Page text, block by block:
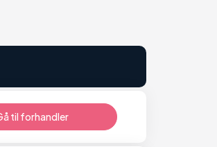
til forhandler